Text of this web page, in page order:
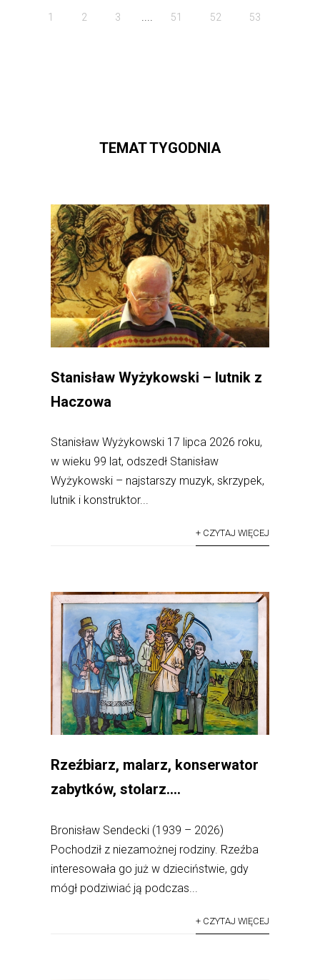
1 2 3 51 52 53
TEMAT TYGODNIA
Stanisław Wyżykowski – lutnik z
Haczowa
Stanisław Wyżykowski 17 lipca 2026 roku,
w wieku 99 lat, odszedł Stanisław
Wyżykowski – najstarszy muzyk, skrzypek,
lutnik i konstruktor...
+ CZYTAJ WIĘCEJ
Rzeźbiarz, malarz, konserwator
zabytków, stolarz….
Bronisław Sendecki (1939 – 2026)
Pochodził z niezamożnej rodziny. Rzeźba
interesowała go już w dzieciństwie, gdy
mógł podziwiać ją podczas...
+ CZYTAJ WIĘCEJ